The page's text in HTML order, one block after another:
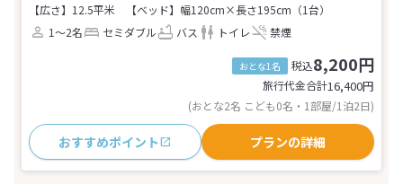
【広さ】12.5平米
【ベッド】幅120cm×長さ195cm（1台）
1～2名
セミダブル バス トイレ 禁煙
おとな1名 税込8,200円
旅行代金合計16,400円
(おとな2名 こども0名・1部屋/1泊2日)
おすすめポイント プランの詳細